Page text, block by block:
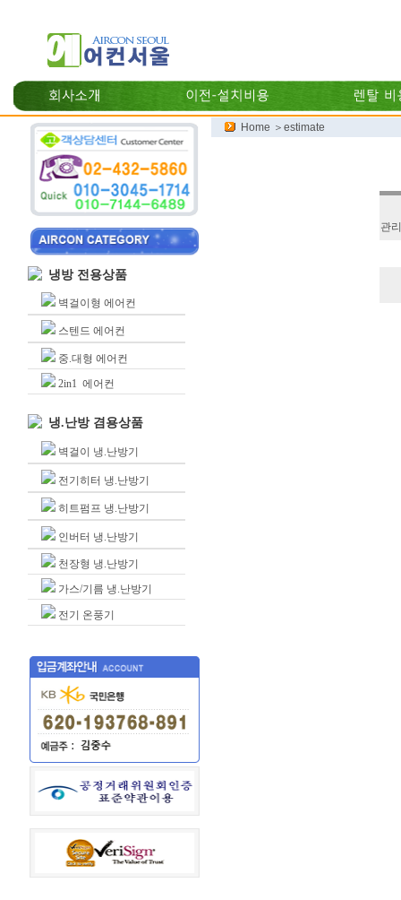
냉방 전용상품
벽걸이형 에어컨
스텐드 에어컨
중.대형 에어컨
2in1 에어컨
냉.난방 겸용상품
벽걸이 냉.난방기
전기히터 냉.난방기
히트펌프 냉.난방기
인버터 냉.난방기
천장형 냉.난방기
가스/기름 냉.난방기
전기 온풍기
Home ＞estimate
관